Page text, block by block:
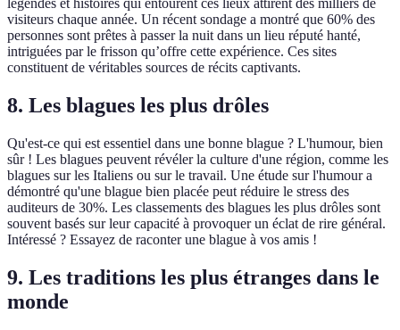
légendes et histoires qui entourent ces lieux attirent des milliers de
visiteurs chaque année. Un récent sondage a montré que 60% des
personnes sont prêtes à passer la nuit dans un lieu réputé hanté,
intriguées par le frisson qu’offre cette expérience. Ces sites
constituent de véritables sources de récits captivants.
8. Les blagues les plus drôles
Qu'est-ce qui est essentiel dans une bonne blague ? L'humour, bien
sûr ! Les blagues peuvent révéler la culture d'une région, comme les
blagues sur les Italiens ou sur le travail. Une étude sur l'humour a
démontré qu'une blague bien placée peut réduire le stress des
auditeurs de 30%. Les classements des blagues les plus drôles sont
souvent basés sur leur capacité à provoquer un éclat de rire général.
Intéressé ? Essayez de raconter une blague à vos amis !
9. Les traditions les plus étranges dans le
monde